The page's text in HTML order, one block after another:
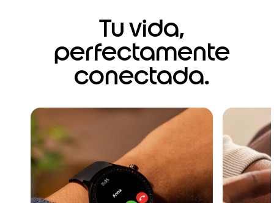
Tu vida,
perfectamente
conectada.